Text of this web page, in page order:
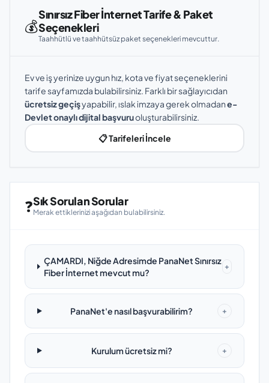
💰
Sınırsız Fiber İnternet Tarife & Paket
Seçenekleri
Taahhütlü ve taahhütsüz paket seçenekleri mevcuttur.
Ev ve iş yerinize uygun hız, kota ve fiyat seçeneklerini
tarife sayfamızda bulabilirsiniz. Farklı bir sağlayıcıdan
ücretsiz geçişyapabilir, ıslak imzaya gerek olmadane-
Devlet onaylı dijital başvuruoluşturabilirsiniz.
📋 Tarifeleri İncele
❓Sık Sorulan Sorular
Merak ettiklerinizi aşağıdan bulabilirsiniz.
ÇAMARDI, Niğde Adresimde PanaNet Sınırsız
Fiber İnternet mevcut mu?
+
PanaNet'e nasıl başvurabilirim? +
Kurulum ücretsiz mi? +